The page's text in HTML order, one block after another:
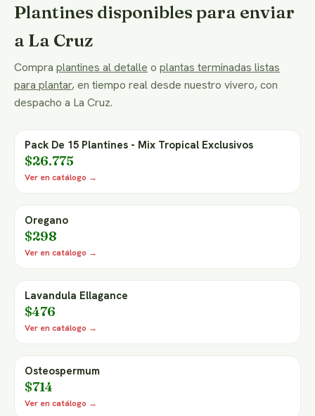
Plantines disponibles para enviar
a La Cruz
Compra plantines al detalle o plantas terminadas listas
para plantar, en tiempo real desde nuestro vivero, con
despacho a La Cruz.
Pack De 15 Plantines - Mix Tropical Exclusivos
$26.775
Ver en catálogo →
Oregano
$298
Ver en catálogo →
Lavandula Ellagance
$476
Ver en catálogo →
Osteospermum
$714
Ver en catálogo →